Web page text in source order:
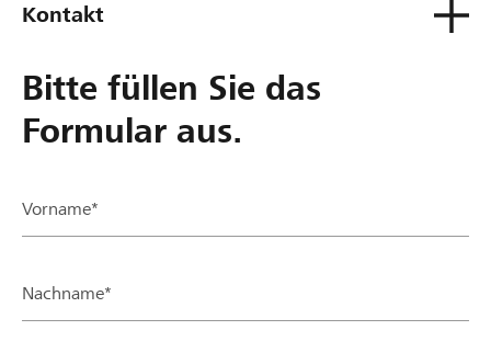
Kontakt
Bitte füllen Sie das
Formular aus.
Vorname*
Nachname*